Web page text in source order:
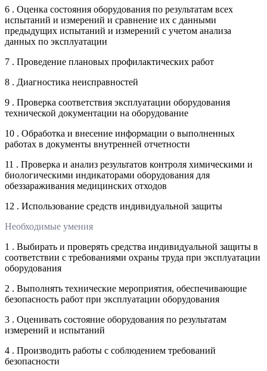
6 . Оценка состояния оборудования по результатам всех
испытаний и измерений и сравнение их с данными
предыдущих испытаний и измерений с учетом анализа
данных по эксплуатации
7 . Проведение плановых профилактических работ
8 . Диагностика неисправностей
9 . Проверка соответствия эксплуатации оборудования
технической документации на оборудование
10 . Обработка и внесение информации о выполненных
работах в документы внутренней отчетности
11 . Проверка и анализ результатов контроля химическими и
биологическими индикаторами оборудования для
обеззараживания медицинских отходов
12 . Использование средств индивидуальной защиты
Необходимые умения
1 . Выбирать и проверять средства индивидуальной защиты в
соответствии с требованиями охраны труда при эксплуатации
оборудования
2 . Выполнять технические мероприятия, обеспечивающие
безопасность работ при эксплуатации оборудования
3 . Оценивать состояние оборудования по результатам
измерений и испытаний
4 . Производить работы с соблюдением требований
безопасности